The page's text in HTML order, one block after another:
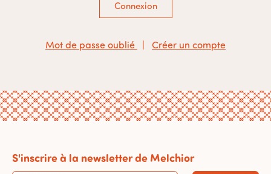
Connexion
Mot de passe oublié Créer un compte
S'inscrire à la newsletter de Melchior